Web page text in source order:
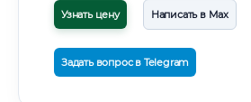
Узнать цену Написать в Max
Задать вопрос в Telegram